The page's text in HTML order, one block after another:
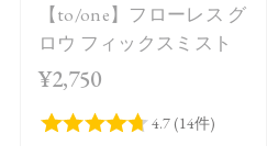
【to/one】フローレス グ
ロウ フィックスミスト
¥2,750